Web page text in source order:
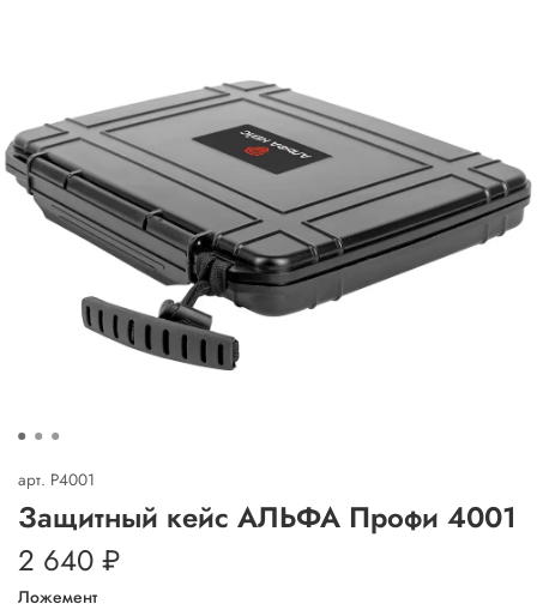
арт. P4001
Защитный кейс АЛЬФА Профи 4001
2 640 ₽
Ложемент